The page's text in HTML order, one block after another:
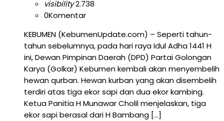
visibility2.738
0Komentar
KEBUMEN (KebumenUpdate.com) – Seperti tahun-
tahun sebelumnya, pada hari raya Idul Adha 1441 H
ini, Dewan Pimpinan Daerah (DPD) Partai Golongan
Karya (Golkar) Kebumen kembali akan menyembelih
hewan qurban. Hewan kurban yang akan disembelih
terdiri atas tiga ekor sapi dan dua ekor kambing.
Ketua Panitia H Munawar Cholil menjelaskan, tiga
ekor sapi berasal dari H Bambang […]